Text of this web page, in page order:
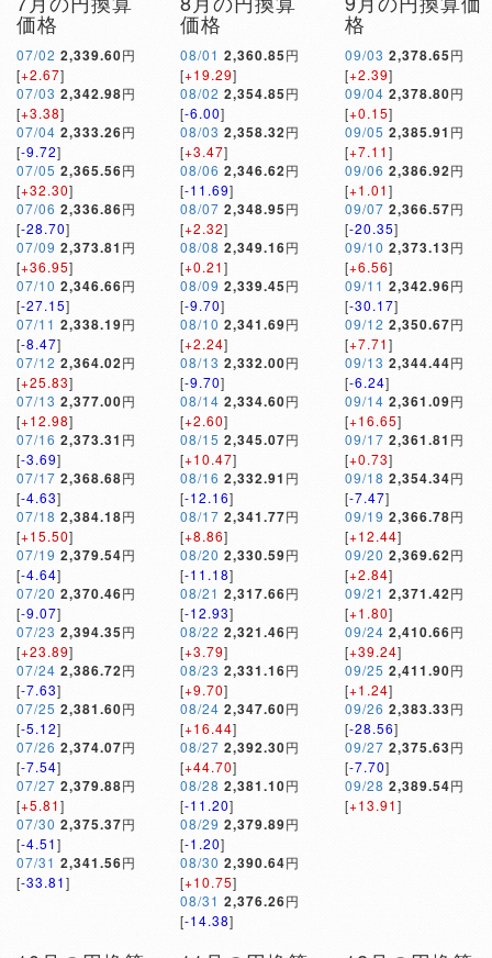
価格
07/02 2,339.60円
[+2.67]
07/03 2,342.98円
[+3.38]
07/04 2,333.26円
[-9.72]
07/05 2,365.56円
[+32.30]
07/06 2,336.86円
[-28.70]
07/09 2,373.81 円
[+36.95]
07/10 2,346.66円
[-27.15]
07/11 2,338.19円
[-8.47]
07/12 2,364.02円
[+25.83]
07/13 2,377.00円
[+12.98]
07/16 2,373.31 円
[-3.69]
07/17 2,368.68円
[-4.63]
07/18 2,384.18円
[+15.50]
07/19 2,379.54円
[-4.64]
07/20 2,370.46円
[-9.07]
07/23 2,394.35円
[+23.89]
07/24 2,386.72円
[-7.63]
07/25 2,381.60円
[-5.12]
07/26 2,374.07円
[-7.54]
07/27 2,379.88円
[+5.81]
07/30 2,375.37円
[-4.51]
07/31 2,341.56円
[-33.81]
価格
08/01 2,360.85円
[+19.29]
08/02 2,354.85円
[-6.00]
08/03 2,358.32円
[+3.47]
08/06 2,346.62円
[-11.69]
08/07 2,348.95円
[+2.32]
08/08 2,349.16円
[+0.21]
08/09 2,339.45円
[-9.70]
08/10 2,341.69円
[+2.24]
08/13 2,332.00円
[-9.70]
08/14 2,334.60円
[+2.60]
08/15 2,345.07円
[+10.47]
08/16 2,332.91 円
[-12.16]
08/17 2,341.77円
[+8.86]
08/20 2,330.59円
[-11.18]
08/21 2,317.66円
[-12.93]
08/22 2,321.46円
[+3.79]
08/23 2,331.16円
[+9.70]
08/24 2,347.60円
[+16.44]
08/27 2,392.30円
[+44.70]
08/28 2,381.10円
[-11.20]
08/29 2,379.89円
[-1.20]
08/30 2,390.64円
[+10.75]
08/31 2,376.26円
[-14.38]
格
09/03 2,378.65円
[+2.39]
09/04 2,378.80円
[+0.15]
09/05 2,385.91 円
[+7.11]
09/06 2,386.92円
[+1.01]
09/07 2,366.57円
[-20.35]
09/10 2,373.13円
[+6.56]
09/11 2,342.96円
[-30.17]
09/12 2,350.67円
[+7.71]
09/13 2,344.44円
[-6.24]
09/14 2,361.09円
[+16.65]
09/17 2,361.81 円
[+0.73]
09/18 2,354.34円
[-7.47]
09/19 2,366.78円
[+12.44]
09/20 2,369.62円
[+2.84]
09/21 2,371.42円
[+1.80]
09/24 2,410.66円
[+39.24]
09/25 2,411.90円
[+1.24]
09/26 2,383.33円
[-28.56]
09/27 2,375.63円
[-7.70]
09/28 2,389.54円
[+13.91]